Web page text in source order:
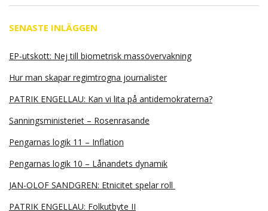
SENASTE INLÄGGEN
EP-utskott: Nej till biometrisk massövervakning
Hur man skapar regimtrogna journalister
PATRIK ENGELLAU: Kan vi lita på antidemokraterna?
Sanningsministeriet – Rosenrasande
Pengarnas logik 11 – Inflation
Pengarnas logik 10 – Lånandets dynamik
JAN-OLOF SANDGREN: Etnicitet spelar roll
PATRIK ENGELLAU: Folkutbyte II